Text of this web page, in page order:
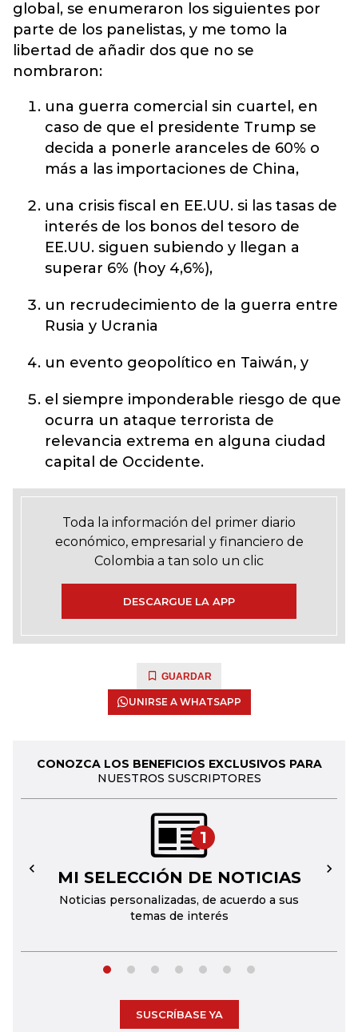
global, se enumeraron los siguientes por
parte de los panelistas, y me tomo la
libertad de añadir dos que no se
nombraron:
una guerra comercial sin cuartel, en
caso de que el presidente Trump se
decida a ponerle aranceles de 60% o
más a las importaciones de China,
una crisis fiscal en EE.UU. si las tasas de
interés de los bonos del tesoro de
EE.UU. siguen subiendo y llegan a
superar 6% (hoy 4,6%),
un recrudecimiento de la guerra entre
Rusia y Ucrania
un evento geopolítico en Taiwán, y
el siempre imponderable riesgo de que
ocurra un ataque terrorista de
relevancia extrema en alguna ciudad
capital de Occidente.
Toda la información del primer diario
económico, empresarial y financiero de
Colombia a tan solo un clic
DESCARGUE LA APP
GUARDAR
UNIRSE A WHATSAPP
CONOZCA LOS BENEFICIOS EXCLUSIVOS PARA
NUESTROS SUSCRIPTORES
1
MI SELECCIÓN DE NOTICIAS
Noticias personalizadas, de acuerdo a sus
temas de interés
← →
SUSCRÍBASE YA